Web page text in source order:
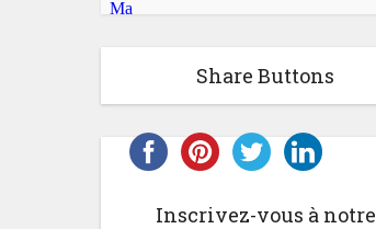
Share Buttons
Inscrivez-vous à notre